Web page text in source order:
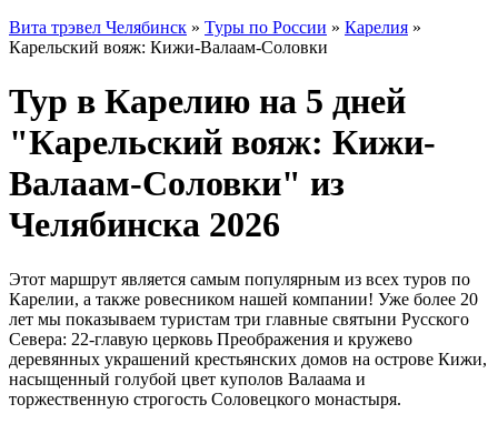
Вита трэвел Челябинск » Туры по России » Карелия »
Карельский вояж: Кижи-Валаам-Соловки
Тур в Карелию на 5 дней
"Карельский вояж: Кижи-
Валаам-Соловки" из
Челябинска 2026
Этот маршрут является самым популярным из всех туров по
Карелии, а также ровесником нашей компании! Уже более 20
лет мы показываем туристам три главные святыни Русского
Севера: 22-главую церковь Преображения и кружево
деревянных украшений крестьянских домов на острове Кижи,
насыщенный голубой цвет куполов Валаама и
торжественную строгость Соловецкого монастыря.